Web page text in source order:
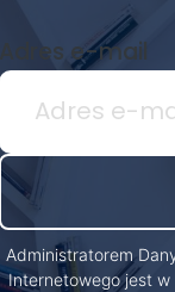
Adres e-mail
Administratorem
Internetowego jest w